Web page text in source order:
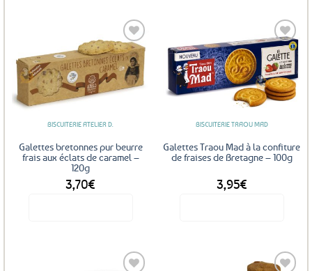
Ajouter
aux
favoris
BISCUITERIE ATELIER D.
Galettes bretonnes pur beurre
frais aux éclats de caramel –
120g
3,70€
Ajouter
aux
favoris
BISCUITERIE TRAOU MAD
Galettes Traou Mad à la confiture
de fraises de Bretagne – 100g
3,95€